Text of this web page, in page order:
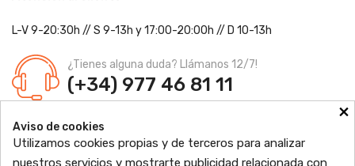
L-V 9-20:30h // S 9-13h y 17:00-20:00h // D 10-13h
¿Tienes alguna duda? Llámanos 12/7!
(+34) 977 46 81 11
Farmacia Jordi Blanch
C/ Major, 1 - 43877
Ldo. Jordi Blanch Pastor
Nº de Colegiado: 870
×
Aviso de cookies
Utilizamos cookies propias y de terceros para analizar
nuestros servicios y mostrarte publicidad relacionada con